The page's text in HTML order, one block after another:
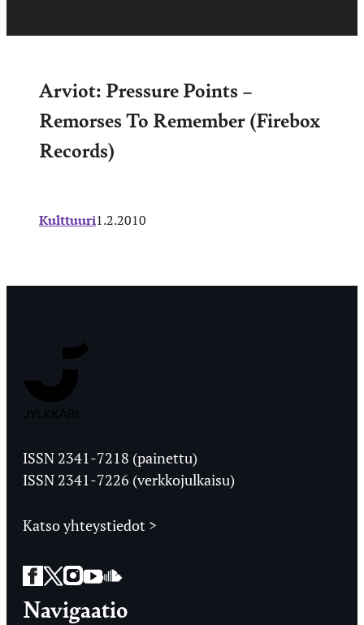
Arviot: Pressure Points –
Remorses To Remember (Firebox
Records)
Kulttuuri1.2.2010
Ylioppilaslehti
ISSN 2341-7218 (painettu)
ISSN 2341-7226 (verkkojulkaisu)
Katso yhteystiedot >
Facebook
Twitter
Instagram
YouTube
SoundCloud
Navigaatio